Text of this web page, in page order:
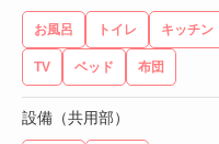
お風呂 トイレ キッチン
TV ベッド 布団
設備（共用部）